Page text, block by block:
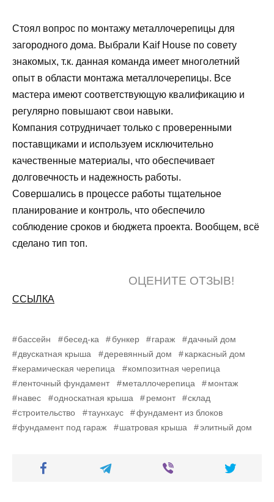
Стоял вопрос по монтажу металлочерепицы для
загородного дома. Выбрали Kaif House по совету
знакомых, т.к. данная команда имеет многолетний
опыт в области монтажа металлочерепицы. Все
мастера имеют соответствующую квалификацию и
регулярно повышают свои навыки.
Компания сотрудничает только с проверенными
поставщиками и используем исключительно
качественные материалы, что обеспечивает
долговечность и надежность работы.
Совершались в процессе работы тщательное
планирование и контроль, что обеспечило
соблюдение сроков и бюджета проекта. Вообщем, всё
сделано тип топ.
ОЦЕНИТЕ ОТЗЫВ!
ССЫЛКА
бассейн бесед-ка бункер гараж
дачный дом
двускатная крыша
деревянный дом
каркасный дом
керамическая черепица
композитная черепица
ленточный фундамент
металлочерепица
монтаж
навес
односкатная крыша ремонт
склад
строительство
таунхаус
фундамент из блоков
фундамент под гараж
шатровая крыша элитный дом